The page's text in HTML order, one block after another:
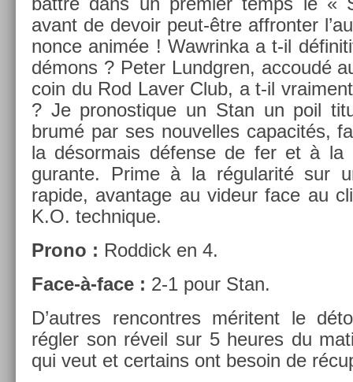
avant de de­voir peut-être affront­er
nonce animée ! Waw­rinka a t-il
démons ? Peter Lundgr­en, ac­coudé
coin du Rod Laver Club, a t-il
? Je pro­nos­tique un Stan un poil
brumé par ses nouvel­les capacités,
la désor­mais défense de fer et à
guran­te. Prime à la régularité sur
rapide, avan­tage au videur face au
K.O. tech­nique.
Prono : Rod­dick en 4.
Face-à-face : 2-1 pour Stan.
D’aut­res re­ncontres méritent le
régler son réveil sur 5 heures du
qui veut et cer­tains ont be­soin de